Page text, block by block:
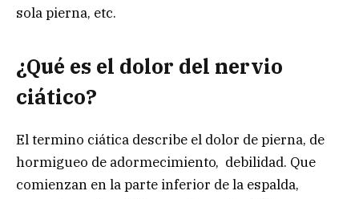
sola pierna, etc.
¿Qué es el dolor del nervio
ciático?
El termino ciática describe el dolor de pierna, de
hormigueo de adormecimiento, debilidad. Que
comienzan en la parte inferior de la espalda,